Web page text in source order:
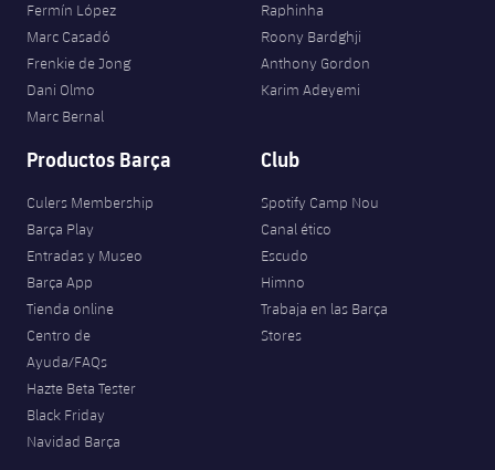
Fermín López
Marc Casadó
Frenkie de Jong
Dani Olmo
Marc Bernal
Raphinha
Roony Bardghji
Anthony Gordon
Karim Adeyemi
Productos Barça
Culers Membership
Barça Play
Entradas y Museo
Barça App
Tienda online
Centro de
Ayuda/FAQs
Hazte Beta Tester
Black Friday
Navidad Barça
Club
Spotify Camp Nou
Canal ético
Escudo
Himno
Trabaja en las Barça
Stores